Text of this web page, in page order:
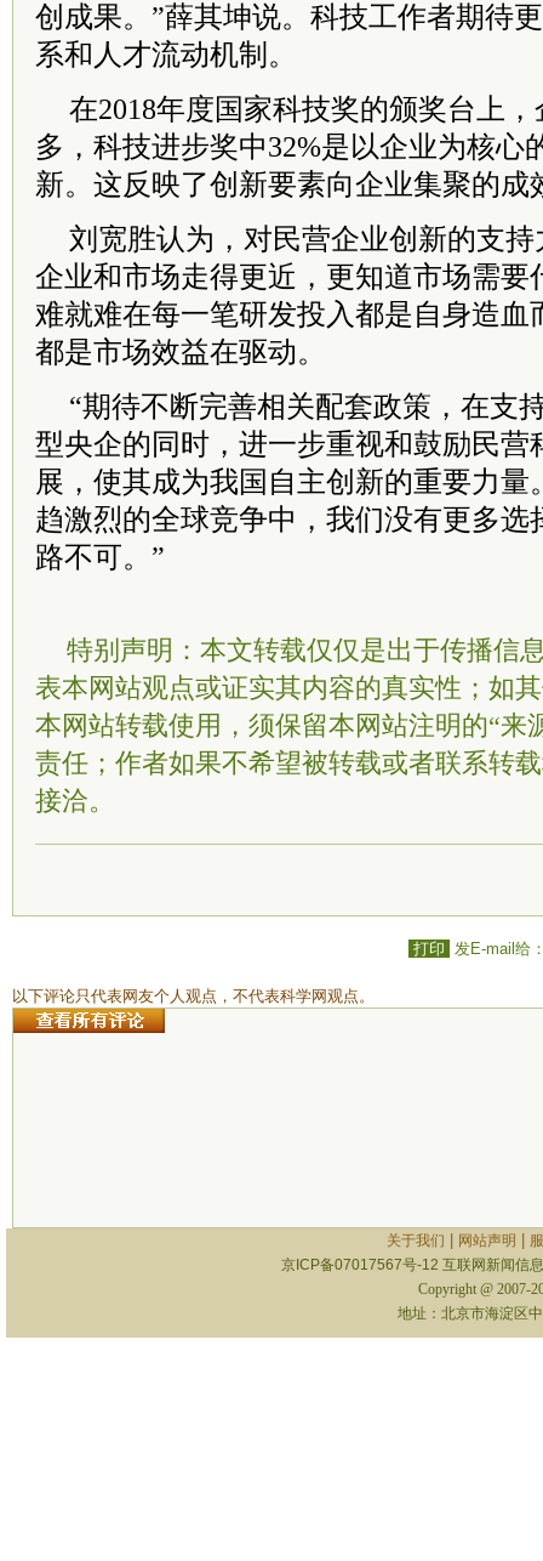
创成果。”薛其坤说。科技工作者期待
系和人才流动机制。
在2018年度国家科技奖的颁奖台上
多，科技进步奖中32%是以企业为核心
新。这反映了创新要素向企业集聚的成
刘宽胜认为，对民营企业创新的支
企业和市场走得更近，更知道市场需要
难就难在每一笔研发投入都是自身造血
都是市场效益在驱动。
“期待不断完善相关配套政策，在支
型央企的同时，进一步重视和鼓励民营
展，使其成为我国自主创新的重要力量
趋激烈的全球竞争中，我们没有更多选
路不可。”
特别声明：本文转载仅仅是出于传播信
表本网站观点或证实其内容的真实性；如
本网站转载使用，须保留本网站注明的“来
责任；作者如果不希望被转载或者联系转
接洽。
打印 发E-mail给
以下评论只代表网友个人观点，不代表科学网观点。
关于我们 网站声明
京ICP备07017567号-12 互联网新闻信
Copyright @ 2007-
地址：北京市海淀区